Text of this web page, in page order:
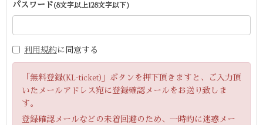
パスワード(8文字以上128文字以下)
利用規約に同意する
「無料登録(KL-ticket)」ボタンを押下頂きますと、ご入力頂
いたメールアドレス宛に登録確認メールをお送り致しま
す。
登録確認メールなどの未着回避のため、一時的に迷惑メー